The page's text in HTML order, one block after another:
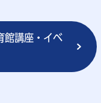
館講座・イベ